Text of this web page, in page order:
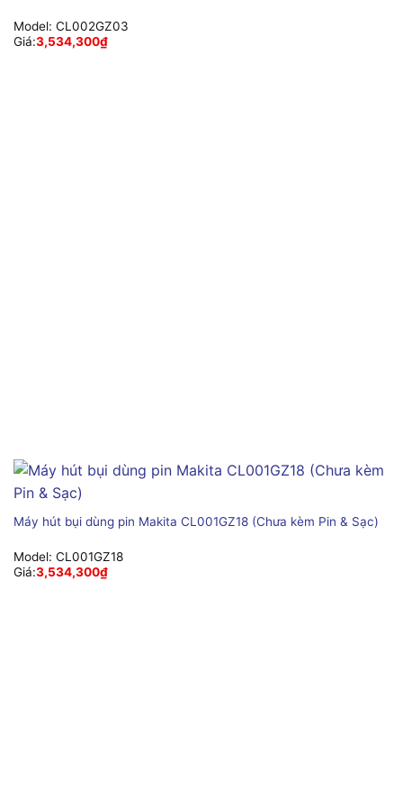
Model: CL002GZ03
Giá:3,534,300₫
Máy hút bụi dùng pin Makita CL001GZ18 (Chưa kèm Pin & Sạc)
Model: CL001GZ18
Giá:3,534,300₫